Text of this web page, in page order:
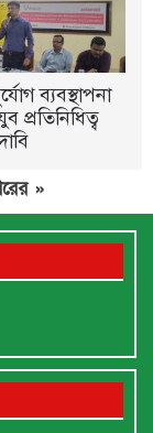
ব্যবস্থাপনা
প্রতিনিধিত্ব
»